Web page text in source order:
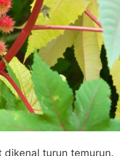
dikenal turun temurun.